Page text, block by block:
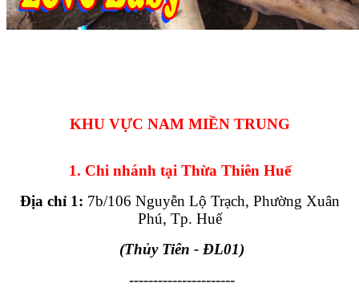
KHU VỰC NAM MIỀN TRUNG
1. Chi nhánh tại Thừa Thiên Huế
Địa chỉ 1: 7b/106 Nguyễn Lộ Trạch, Phường Xuân
Phú, Tp. Huế
(Thủy Tiên - ĐL01)
----------------------